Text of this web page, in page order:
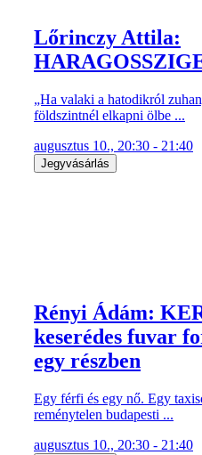
Lőrinczy Attila:
„Ha valaki a hatodikról
földszintnél elkapni ölbe ...
augusztus 10., 20:30 - 21:40
Jegyvásárlás
Rényi Ádám:
keserédes fuvar
egy részben
Egy férfi és egy nő. Egy
reménytelen budapesti ...
augusztus 10., 20:30 - 21:40